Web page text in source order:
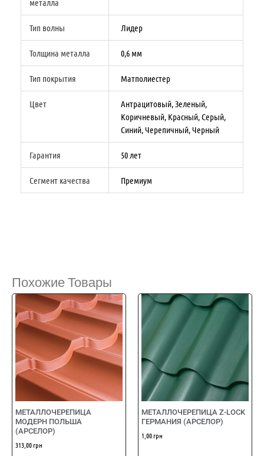
металла
Тип волны Лидер
Толщина металла 0,6 мм
Тип покрытия Матполиестер
Цвет
Антрацитовый, Зеленый,
Коричневый, Красный, Серый,
Синий, Черепичный, Черный
Гарантия 50 лет
Сегмент качества Премиум
Похожие Товары
МЕТАЛЛОЧЕРЕПИЦА
МОДЕРН ПОЛЬША
(АРСЕЛОР)
313,00грн
МЕТАЛЛОЧЕРЕПИЦА Z-LOCK
ГЕРМАНИЯ (АРСЕЛОР)
1,00грн